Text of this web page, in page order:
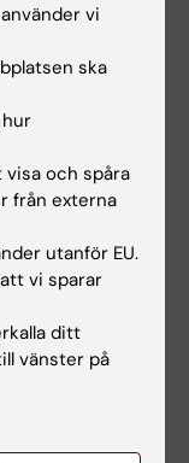
vi
ska
och spåra
från externa
utanför EU.
vi sparar
ditt
vänster på